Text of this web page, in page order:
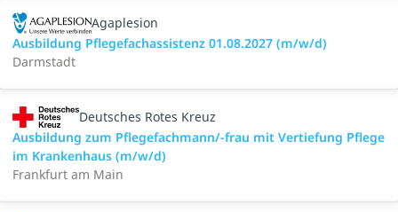
Agaplesion
Ausbildung Pflegefachassistenz 01.08.2027 (m/w/d)
Darmstadt
Deutsches Rotes Kreuz
Ausbildung zum Pflegefachmann/-frau mit Vertiefung Pflege
im Krankenhaus (m/w/d)
Frankfurt am Main